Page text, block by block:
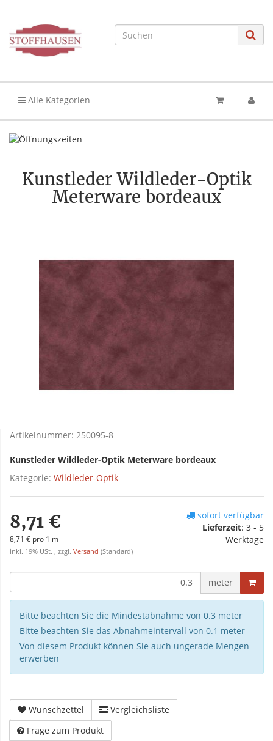
Alle Kategorien
Kunstleder Wildleder-Optik
Meterware bordeaux
Artikelnummer: 250095-8
Kunstleder Wildleder-Optik Meterware bordeaux
Kategorie: Wildleder-Optik
8,71 €
8,71 € pro 1 m
inkl. 19% USt. , zzgl. Versand (Standard)
sofort verfügbar
Lieferzeit: 3 - 5
Werktage
meter
Bitte beachten Sie die Mindestabnahme von 0.3 meter
Bitte beachten Sie das Abnahmeintervall von 0.1 meter
Von diesem Produkt können Sie auch ungerade Mengen
erwerben
Wunschzettel
Vergleichsliste
Frage zum Produkt